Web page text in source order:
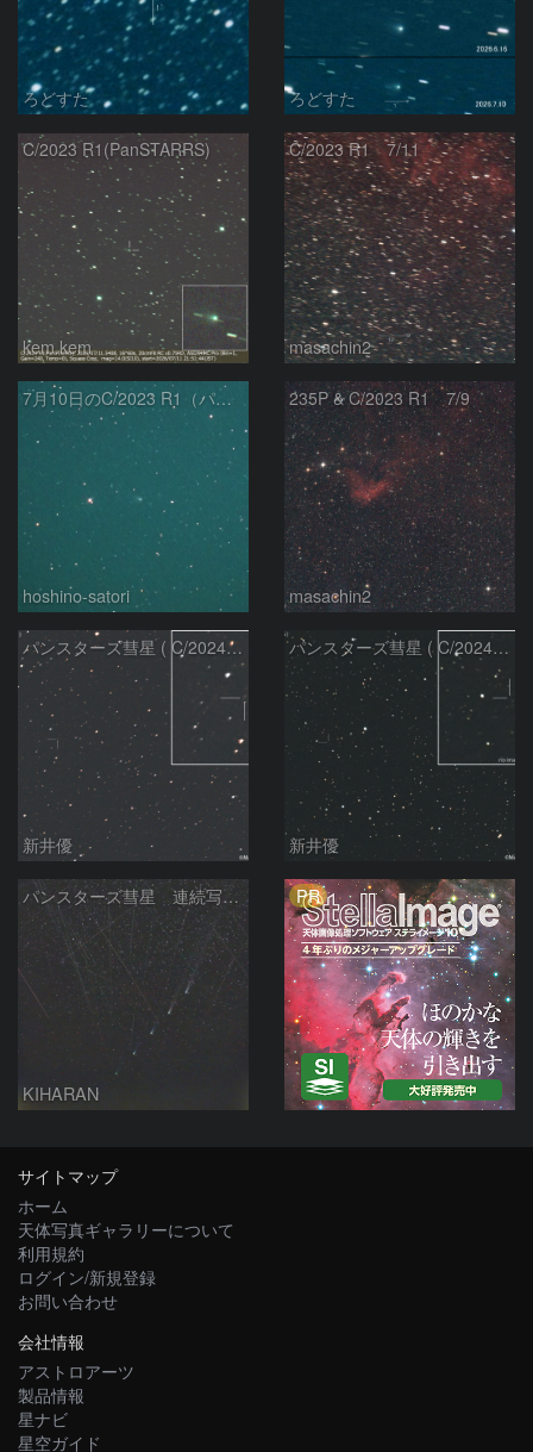
ろどすた ろどすた
C/2023 R1(PanSTARRS)
kem.kem
C/2023 R1 7/11
masachin2
7月10日のC/2023 R1（パンスターズ彗星）
hoshino-satori
235P & C/2023 R1 7/9
masachin2
パンスターズ彗星 ( C/2024R4 )：2026/06/28
新井優
パンスターズ彗星 ( C/2024G4 )の予報位置：2026/06/23
新井優
パンスターズ彗星 連続写真 再処理
KIHARAN
PR
サイトマップ
ホーム
天体写真ギャラリーについて
利用規約
ログイン/新規登録
お問い合わせ
会社情報
アストロアーツ
製品情報
星ナビ
星空ガイド